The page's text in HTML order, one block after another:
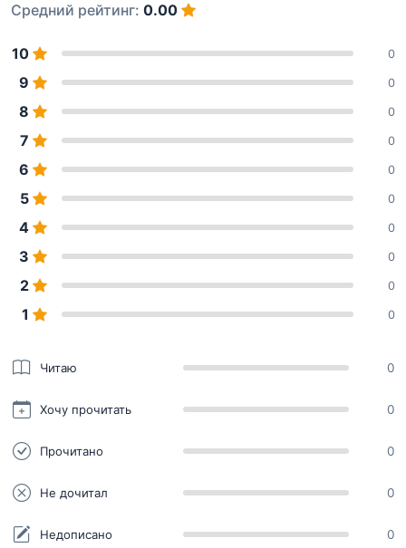
Средний рейтинг: 0.00
10 0
9 0
8 0
7 0
6 0
5 0
4 0
3 0
2 0
1 0
Читаю 0
Хочу прочитать 0
Прочитано 0
Не дочитал 0
Недописано 0